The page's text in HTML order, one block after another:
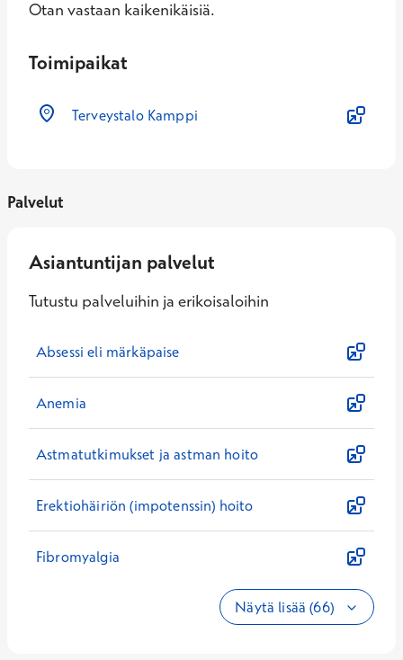
Otan vastaan kaikenikäisiä.
Toimipaikat
Terveystalo Kamppi
Palvelut
Asiantuntijan palvelut
Tutustu palveluihin ja erikoisaloihin
Absessi eli märkäpaise
Anemia
Astmatutkimukset ja astman hoito
Erektiohäiriön (impotenssin) hoito
Fibromyalgia
Näytä lisää (66)